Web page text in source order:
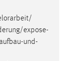
/
expose-
und-